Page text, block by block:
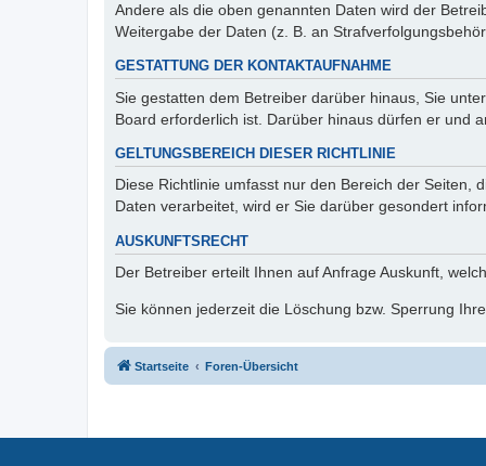
Andere als die oben genannten Daten wird der
Weitergabe der Daten (z. B. an
GESTATTUNG DER KONTAKTAUFNAHME
Sie gestatten dem Betreiber darüber hinaus, Sie
Board erforderlich ist. Darüber hinaus dürfen er und
GELTUNGSBEREICH DIESER RICHTLINIE
Diese Richtlinie umfasst nur den Bereich der Seiten,
Daten verarbeitet, wird er Sie darüber gesondert
AUSKUNFTSRECHT
Der Betreiber erteilt Ihnen auf Anfrage Auskunft,
Sie können jederzeit die Löschung bzw. Sperrung
Startseite Foren-Übersicht